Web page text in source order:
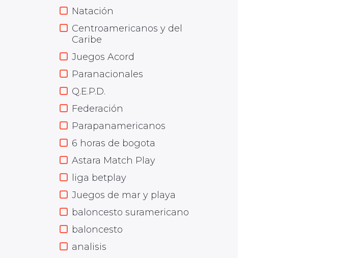
Natación
Centroamericanos y del
Caribe
Juegos Acord
Paranacionales
Q.E.P.D.
Federación
Parapanamericanos
6 horas de bogota
Astara Match Play
liga betplay
Juegos de mar y playa
baloncesto suramericano
baloncesto
analisis